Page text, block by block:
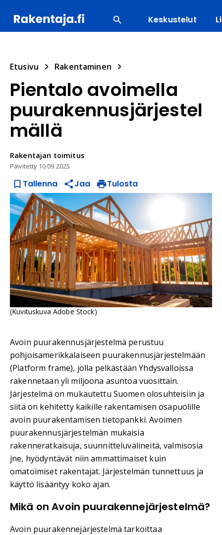
Keskustelut
Etusivu Rakentaminen
Pientalo avoimella
puurakennusjärjestel
mällä
Rakentajan toimitus
Päivitetty 10.09.2025
Tallenna Jaa Tulosta
(Kuvituskuva Adobe Stock)
Avoin puurakennusjärjestelmä perustuu
pohjoisamerikkalaiseen puurakennusjärjestelmään
(Platform frame), jolla pelkästään Yhdysvalloissa
rakennetaan yli miljoona asuntoa vuosittain.
Järjestelmä on mukautettu Suomen olosuhteisiin ja
siitä on kehitetty kaikille rakentamisen osapuolille
avoin puurakentamisen tietopankki. Avoimen
puurakennusjärjestelmän mukaisia
rakenneratkaisuja, suunnitteluvälineitä, valmisosia
jne, hyödyntävät niin ammattimaiset kuin
omatoimiset rakentajat. Järjestelmän tunnettuus ja
käyttö lisääntyy koko ajan.
Mikä on Avoin puurakennejärjestelmä?
Avoin puurakennejärjestelmä tarkoittaa